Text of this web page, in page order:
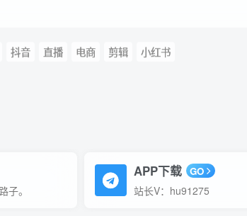
抖音 直播 电商 剪辑 小红书
子。
APP下载 GO
站长V：hu91275